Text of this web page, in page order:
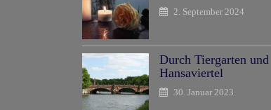
2. September 2024
Durch Tiergarten und
Hansaviertel
30. Januar 2023